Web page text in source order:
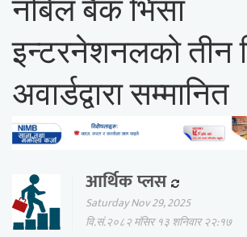
नबिल बैंक भिसा
इन्टरनेशनलको तीन
अवार्डद्वारा सम्मानित
आर्थिक प्लस
Saturday Nov 29, 2025
वि.सं.२०८२ मंसिर १३ शनिवार २२:१७